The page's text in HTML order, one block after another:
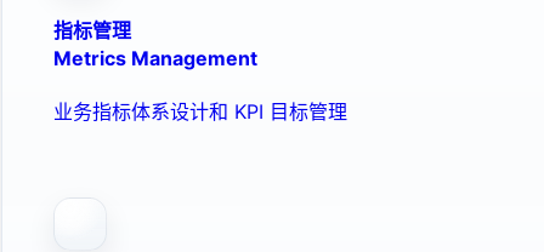
指标管理
Metrics Management
业务指标体系设计和 KPI 目标管理